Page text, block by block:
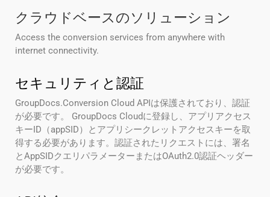
クラウドベースのソリューション
Access the conversion services from anywhere with
internet connectivity.
セキュリティと認証
GroupDocs.Conversion Cloud APIは保護されており、認証
が必要です。 GroupDocs Cloudに登録し、アプリアクセス
キーID（appSID）とアプリシークレットアクセスキーを取
得する必要があります。認証されたリクエストには、署名
とAppSIDクエリパラメーターまたはOAuth2.0認証ヘッダー
が必要です。